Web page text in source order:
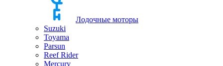
Лодочные моторы
Suzuki
Toyama
Parsun
Reef Rider
Mercury